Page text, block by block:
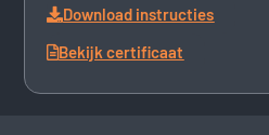
Download instructies
Bekijk certificaat